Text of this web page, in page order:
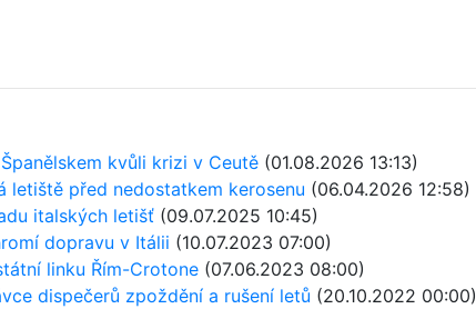
kvůli krizi v Ceutě (01.08.2026 13:13)
letiště před nedostatkem kerosenu (06.04.2026 12:58)
italských letišť (09.07.2025 10:45)
dopravu v Itálii (10.07.2023 07:00)
linku Řím-Crotone (07.06.2023 08:00)
dispečerů zpoždění a rušení letů (20.10.2022 00:00)